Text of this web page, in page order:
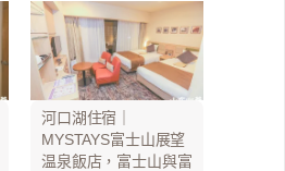
河口湖住宿｜
MYSTAYS富士山展望
温泉飯店，富士山與富